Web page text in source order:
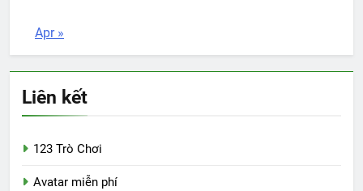
Apr »
Liên kết
123 Trò Chơi
Avatar miễn phí